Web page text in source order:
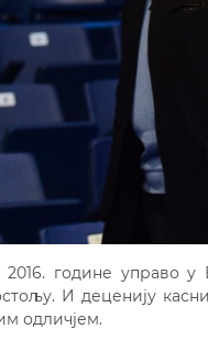
године управо у
И деценију
одличјем.